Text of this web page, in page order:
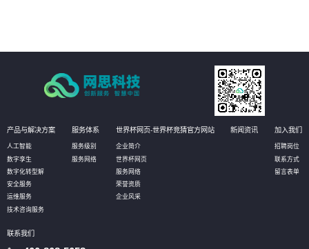
产品与解决方案
人工智能
数字孪生
数字化转型解
安全服务
运维服务
技术咨询服务
服务体系
服务级别
服务网络
世界杯网页-世界杯竞猜官方网站
企业简介
世界杯网页
服务网络
荣誉资质
企业风采
新闻资讯 加入我们
招聘岗位
联系方式
留言表单
联系我们